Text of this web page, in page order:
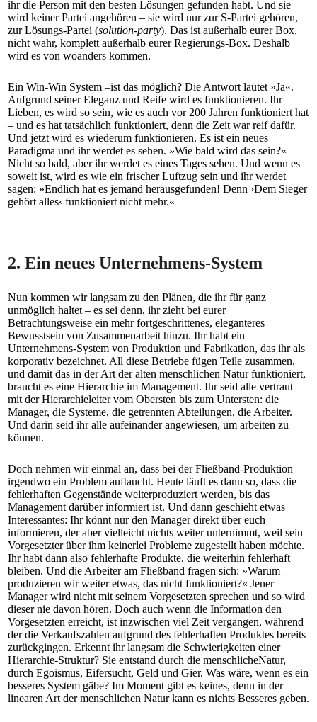
ihr die Person mit den besten Lösungen gefunden habt. Und sie
wird keiner Partei angehören – sie wird nur zur S-Partei gehören,
zur Lösungs-Partei (solution-party). Das ist außerhalb eurer Box,
nicht wahr, komplett außerhalb eurer Regierungs-Box. Deshalb
wird es von woanders kommen.
Ein Win-Win System –ist das möglich? Die Antwort lautet »Ja«.
Aufgrund seiner Eleganz und Reife wird es funktionieren. Ihr
Lieben, es wird so sein, wie es auch vor 200 Jahren funktioniert hat
– und es hat tatsächlich funktioniert, denn die Zeit war reif dafür.
Und jetzt wird es wiederum funktionieren. Es ist ein neues
Paradigma und ihr werdet es sehen. »Wie bald wird das sein?«
Nicht so bald, aber ihr werdet es eines Tages sehen. Und wenn es
soweit ist, wird es wie ein frischer Luftzug sein und ihr werdet
sagen: »Endlich hat es jemand herausgefunden! Denn ›Dem Sieger
gehört alles‹ funktioniert nicht mehr.«
2. Ein neues Unternehmens-System
Nun kommen wir langsam zu den Plänen, die ihr für ganz
unmöglich haltet – es sei denn, ihr zieht bei eurer
Betrachtungsweise ein mehr fortgeschrittenes, eleganteres
Bewusstsein von Zusammenarbeit hinzu. Ihr habt ein
Unternehmens-System von Produktion und Fabrikation, das ihr als
korporativ bezeichnet. All diese Betriebe fügen Teile zusammen,
und damit das in der Art der alten menschlichen Natur funktioniert,
braucht es eine Hierarchie im Management. Ihr seid alle vertraut
mit der Hierarchieleiter vom Obersten bis zum Untersten: die
Manager, die Systeme, die getrennten Abteilungen, die Arbeiter.
Und darin seid ihr alle aufeinander angewiesen, um arbeiten zu
können.
Doch nehmen wir einmal an, dass bei der Fließband-Produktion
irgendwo ein Problem auftaucht. Heute läuft es dann so, dass die
fehlerhaften Gegenstände weiterproduziert werden, bis das
Management darüber informiert ist. Und dann geschieht etwas
Interessantes: Ihr könnt nur den Manager direkt über euch
informieren, der aber vielleicht nichts weiter unternimmt, weil sein
Vorgesetzter über ihm keinerlei Probleme zugestellt haben möchte.
Ihr habt dann also fehlerhafte Produkte, die weiterhin fehlerhaft
bleiben. Und die Arbeiter am Fließband fragen sich: »Warum
produzieren wir weiter etwas, das nicht funktioniert?« Jener
Manager wird nicht mit seinem Vorgesetzten sprechen und so wird
dieser nie davon hören. Doch auch wenn die Information den
Vorgesetzten erreicht, ist inzwischen viel Zeit vergangen, während
der die Verkaufszahlen aufgrund des fehlerhaften Produktes bereits
zurückgingen. Erkennt ihr langsam die Schwierigkeiten einer
Hierarchie-Struktur? Sie entstand durch die menschlicheNatur,
durch Egoismus, Eifersucht, Geld und Gier. Was wäre, wenn es ein
besseres System gäbe? Im Moment gibt es keines, denn in der
linearen Art der menschlichen Natur kann es nichts Besseres geben.